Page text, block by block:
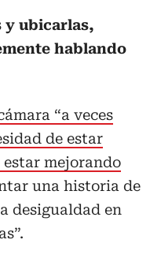
y ubicarlas,
hablando
“a veces
de estar
mejorando
una historia de
desigualdad en